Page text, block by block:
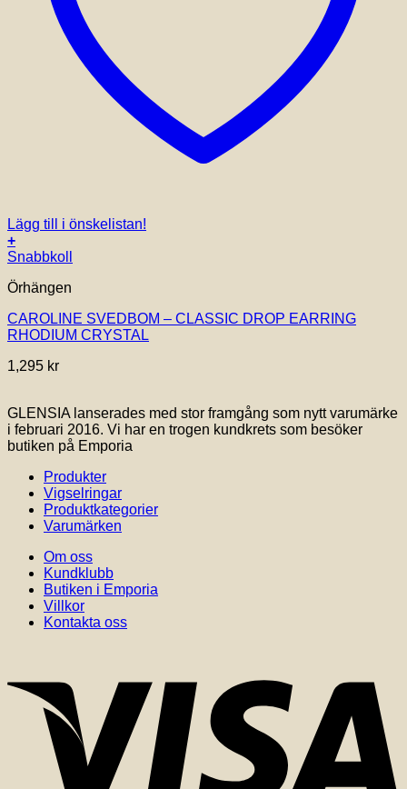
Lägg till i önskelistan!
+
Snabbkoll
Örhängen
CAROLINE SVEDBOM – CLASSIC DROP EARRING
RHODIUM CRYSTAL
1,295 kr
GLENSIA lanserades med stor framgång som nytt varumärke
i februari 2016. Vi har en trogen kundkrets som besöker
butiken på Emporia
Produkter
Vigselringar
Produktkategorier
Varumärken
Om oss
Kundklubb
Butiken i Emporia
Villkor
Kontakta oss